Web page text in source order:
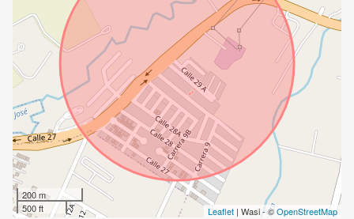
200 m
500 ft
Leaflet | Wasi - ©OpenStreetMap